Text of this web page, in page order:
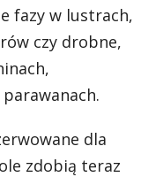
fazy w lustrach,
czy drobne,
dla
zdobią teraz